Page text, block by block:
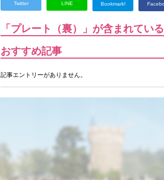
Twitter LINE Bookmark!
「プレート（裏）」が含まれてい
おすすめ記事
記事エントリーがありません。